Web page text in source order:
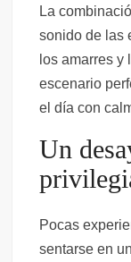
La
sonido de las
los amarres y
escenario
el día con
Un
Pocas
sentarse en